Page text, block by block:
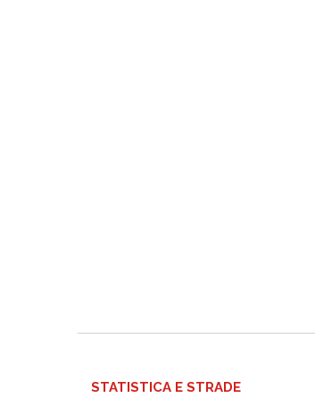
STATISTICA E STRADE